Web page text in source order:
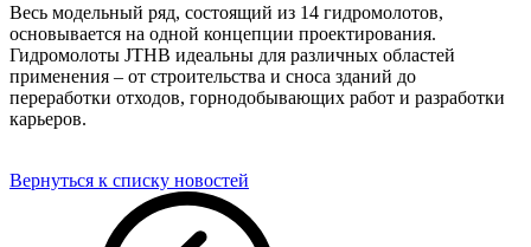
Весь модельный ряд, состоящий из 14 гидромолотов,
основывается на одной концепции проектирования.
Гидромолоты JTHB идеальны для различных областей
применения – от строительства и сноса зданий до
переработки отходов, горнодобывающих работ и разработки
карьеров.
Вернуться к списку новостей